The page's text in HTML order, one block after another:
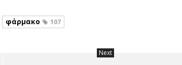
φάρμακο 107
Next